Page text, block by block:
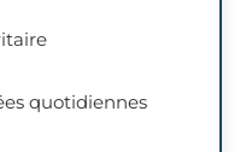
quotidiennes